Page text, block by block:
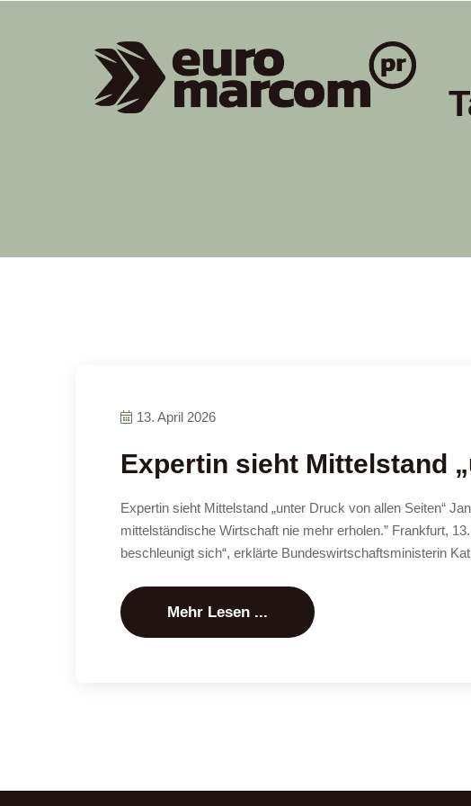
13. April 2026
Expertin sieht Mittelstand
Expertin sieht Mittelstand „unter Druck von allen Seiten“
mittelständische Wirtschaft nie mehr erholen.” Frankfurt,
beschleunigt sich“, erklärte Bundeswirtschaftsministerin
Mehr Lesen ...